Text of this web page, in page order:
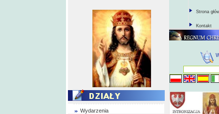
Wydarzenia
Strona
Kontakt